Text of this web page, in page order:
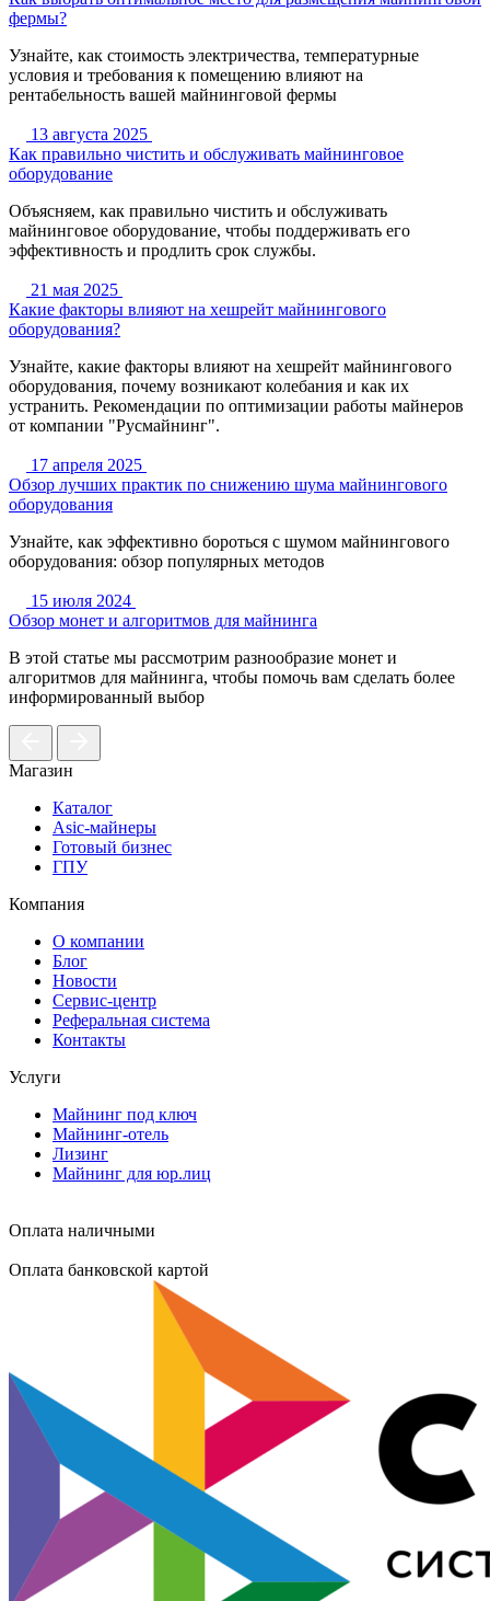
фермы?
Узнайте, как стоимость электричества, температурные
условия и требования к помещению влияют на
рентабельность вашей майнинговой фермы
13 августа 2025
Как правильно чистить и обслуживать майнинговое
оборудование
Объясняем, как правильно чистить и обслуживать
майнинговое оборудование, чтобы поддерживать его
эффективность и продлить срок службы.
21 мая 2025
Какие факторы влияют на хешрейт майнингового
оборудования?
Узнайте, какие факторы влияют на хешрейт майнингового
оборудования, почему возникают колебания и как их
устранить. Рекомендации по оптимизации работы майнеров
от компании "Русмайнинг".
17 апреля 2025
Обзор лучших практик по снижению шума майнингового
оборудования
Узнайте, как эффективно бороться с шумом майнингового
оборудования: обзор популярных методов
15 июля 2024
Обзор монет и алгоритмов для майнинга
В этой статье мы рассмотрим разнообразие монет и
алгоритмов для майнинга, чтобы помочь вам сделать более
информированный выбор
Магазин
Каталог
Asic-майнеры
Готовый бизнес
ГПУ
Компания
О компании
Блог
Новости
Сервис-центр
Реферальная система
Контакты
Услуги
Майнинг под ключ
Майнинг-отель
Лизинг
Майнинг для юр.лиц
Оплата наличными
Оплата банковской картой